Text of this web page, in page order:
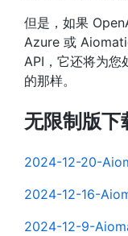
但是，如果
Azure 或
API，它还将为您
的那样。
无限制版下
2024-12-20-
2024-12-16-
2024-12-9-